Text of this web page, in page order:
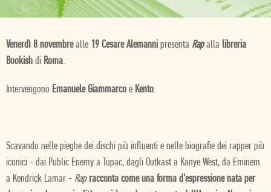
Venerdì 8 novembrealle 19 Cesare Alemanni presenta Rapalla libreria
Bookish di Roma.
Intervengono Emanuele Giammarco e Kento.
Scavando nelle pieghe dei dischi più influenti e nelle biografie dei rapper più
iconici - dai Public Enemy a Tupac, dagli Outkast a Kanye West, da Eminem
a Kendrick Lamar - Rap racconta come una forma d'espressione nata per